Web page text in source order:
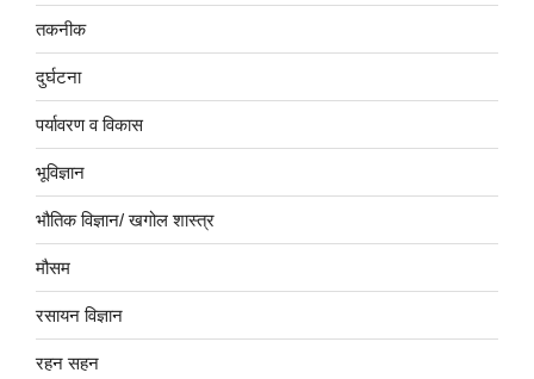
तकनीक
दुर्घटना
पर्यावरण व विकास
भूविज्ञान
भौतिक विज्ञान/ खगोल शास्त्र
मौसम
रसायन विज्ञान
रहन सहन